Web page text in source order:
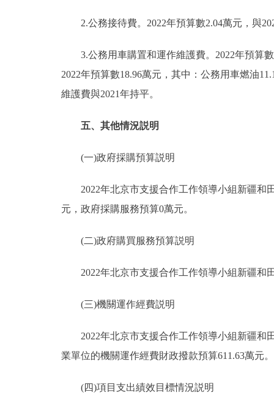
2.公務接待費。2022年預算數2.04萬元，與
3.公務用車購置和運作維護費。2022年預算數
2022年預算數18.96萬元，其中：公務用車燃油
維護費與2021年持平。
五、其他情況説明
(一)政府採購預算説明
2022年北京市支援合作工作領導小組新疆和
元，政府採購服務預算0萬元。
(二)政府購買服務預算説明
2022年北京市支援合作工作領導小組新疆和
(三)機關運作經費説明
2022年北京市支援合作工作領導小組新疆和
業單位的機關運作經費財政撥款預算611.63萬元。
(四)項目支出績效目標情況説明